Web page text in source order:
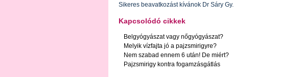
Sikeres beavatkozást kívánok Dr Sáry Gy.
Kapcsolódó cikkek
Belgyógyászat vagy nőgyógyászat?
Melyik vízfajta jó a pajzsmirigyre?
Nem szabad ennem 6 után! De miért?
Pajzsmirigy kontra fogamzásgátlás